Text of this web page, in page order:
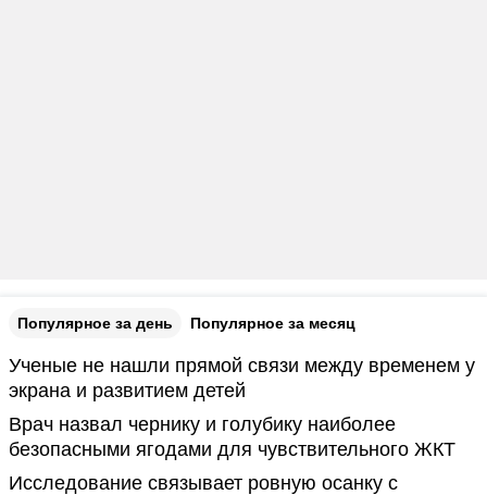
Популярное за день Популярное за месяц
Ученые не нашли прямой связи между временем у
экрана и развитием детей
Врач назвал чернику и голубику наиболее
безопасными ягодами для чувствительного ЖКТ
Исследование связывает ровную осанку с